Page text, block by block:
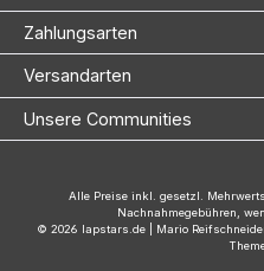
Zahlungsarten
Versandarten
Unsere Communities
Alle Preise inkl. gesetzl.
Nachnahmegebühren,
© 2026 lapstars.de | Mario